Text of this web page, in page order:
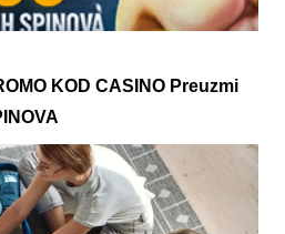
KOD CASINO Preuzmi